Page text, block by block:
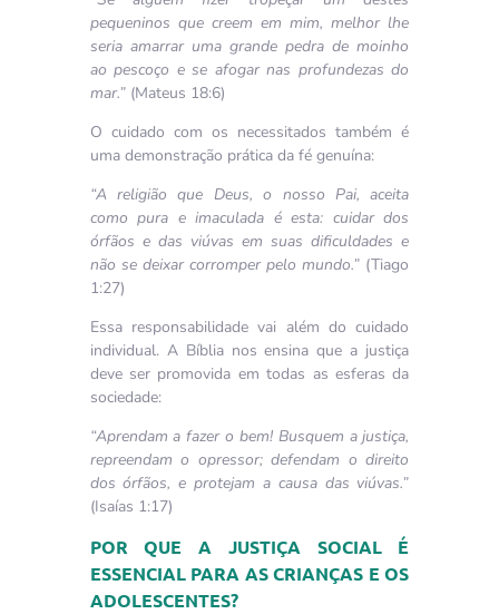
pequeninos que creem em mim, melhor lhe
seria amarrar uma grande pedra de moinho
ao pescoço e se afogar nas profundezas do
mar.”(Mateus 18:6)
O cuidado com os necessitados também é
uma demonstração prática da fé genuína:
“A religião que Deus, o nosso Pai, aceita
como pura e imaculada é esta: cuidar dos
órfãos e das viúvas em suas dificuldades e
não se deixar corromper pelo mundo.” (Tiago
1:27)
Essa responsabilidade vai além do cuidado
individual. A Bíblia nos ensina que a justiça
deve ser promovida em todas as esferas da
sociedade:
“Aprendam a fazer o bem! Busquem a justiça,
repreendam o opressor; defendam o direito
dos órfãos, e protejam a causa das viúvas.”
(Isaías 1:17)
POR QUE A JUSTIÇA SOCIAL É
ESSENCIAL PARA AS CRIANÇAS E OS
ADOLESCENTES?